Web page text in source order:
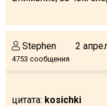
Stephen
4753 сообщения
2
цитата: kosichki